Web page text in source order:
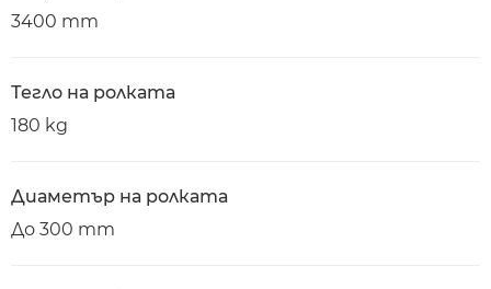
3400 mm
Тегло на ролката
180 kg
Диаметър на ролката
До 300 mm